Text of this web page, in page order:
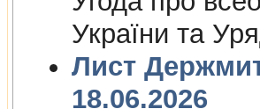
України та
Лист
18.06.2026